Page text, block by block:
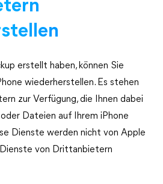
erstellt haben, können Sie
wiederherstellen. Es stehen
zur Verfügung, die Ihnen dabei
Dateien auf Ihrem iPhone
Dienste werden nicht von Apple
von Drittanbietern